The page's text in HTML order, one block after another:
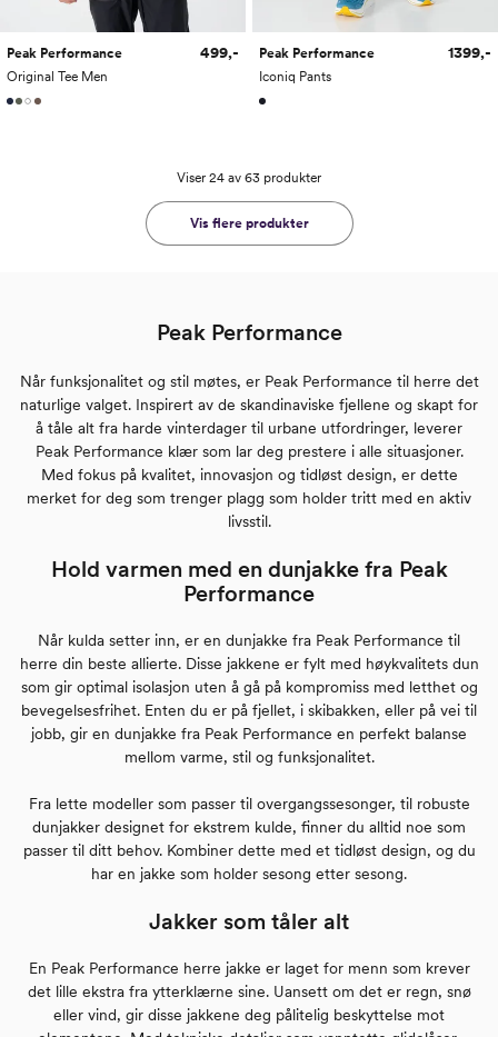
Peak Performance
Original Tee Men
499,-
Peak Performance
Iconiq Pants
1399,-
Viser 24 av 63 produkter
Vis flere produkter
Peak Performance
Når funksjonalitet og stil møtes, er Peak Performance til herre det
naturlige valget. Inspirert av de skandinaviske fjellene og skapt for
å tåle alt fra harde vinterdager til urbane utfordringer, leverer
Peak Performance klær som lar deg prestere i alle situasjoner.
Med fokus på kvalitet, innovasjon og tidløst design, er dette
merket for deg som trenger plagg som holder tritt med en aktiv
livsstil.
Hold varmen med en dunjakke fra Peak
Performance
Når kulda setter inn, er en dunjakke fra Peak Performance til
herre din beste allierte. Disse jakkene er fylt med høykvalitets dun
som gir optimal isolasjon uten å gå på kompromiss med letthet og
bevegelsesfrihet. Enten du er på fjellet, i skibakken, eller på vei til
jobb, gir en dunjakke fra Peak Performance en perfekt balanse
mellom varme, stil og funksjonalitet.
Fra lette modeller som passer til overgangssesonger, til robuste
dunjakker designet for ekstrem kulde, finner du alltid noe som
passer til ditt behov. Kombiner dette med et tidløst design, og du
har en jakke som holder sesong etter sesong.
Jakker som tåler alt
En Peak Performance herre jakke er laget for menn som krever
det lille ekstra fra ytterklærne sine. Uansett om det er regn, snø
eller vind, gir disse jakkene deg pålitelig beskyttelse mot